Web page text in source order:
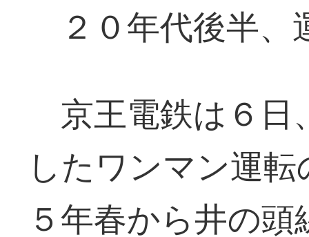
２０年代後半、
京王電鉄は６日
したワンマン運
５年春から井の